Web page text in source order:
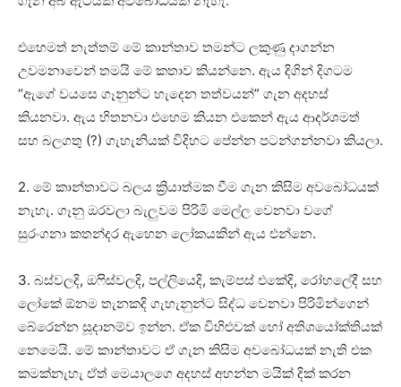
එහෙමත් නැත්තම් මේ කාන්තාව තමන්ට ලකුණු දාගන්න
උවමනාවෙන් තමයි මේ කතාව කියන්නෙ. ඇය දිගින් දිගටම
“ඇගේ වයසෙ ගෑනුන්ට හැදෙන තත්වයන්” ගැන අදහස්
කියනවා. ඇය හිතනවා එහෙම කියන එකෙන් ඇය ආදර්ශමත්
සහ බලගතු (?) ගැහැනියක් විදිහට පේන්න පටන්ගන්නවා කියලා.
2. මේ කාන්තාවට බලය ක්‍රියාත්මක වීම ගැන කිසිම අවබෝධයක්
නැහැ. ගෑනු ඔරවලා බැලුවම පිරිමි මෙල්ල වෙනවා වගේ
සුරංගනා කතන්දර ඇහෙන ලෝකයකින් ඇය එන්නෙ.
3. බස්වලදි, ඔෆිස්වලදි, පල්ලියෙදි, කැම්පස් එකේදි, රෝහලේදී සහ
ලෝකේ ඕනම තැනකදි ගැහැනුන්ට සිද්ධ වෙනවා පිරිමින්ගෙන්
බේරෙන්න සූදානම්ව ඉන්න. ඒක විහිළුවක් හෝ අතිශයෝක්තියක්
නෙමෙයි. මේ කාන්තාවට ඒ ගැන කිසිම අවබෝධයක් නැති එක
කමක්නැහැ ඒත් මෙයාලගෙ අදහස් අහන්න මයික් දික් කරන